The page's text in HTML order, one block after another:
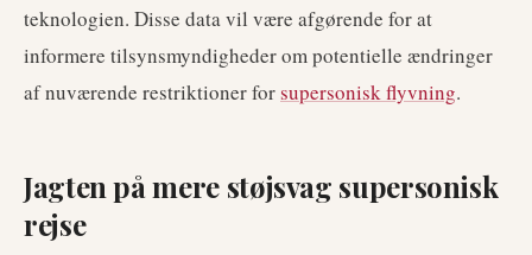
teknologien. Disse data vil være afgørende for at
informere tilsynsmyndigheder om potentielle ændringer
af nuværende restriktioner forsupersonisk flyvning.
Jagten på mere støjsvag supersonisk
rejse